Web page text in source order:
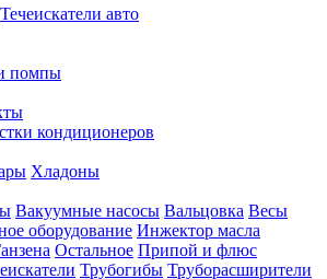
Течеискатели авто
помпы
кондиционеров
Хладоны
Вакуумные насосы Вальцовка Весы
оборудование Инжектор масла
Остальное Припой и флюс
Трубогибы Труборасширители